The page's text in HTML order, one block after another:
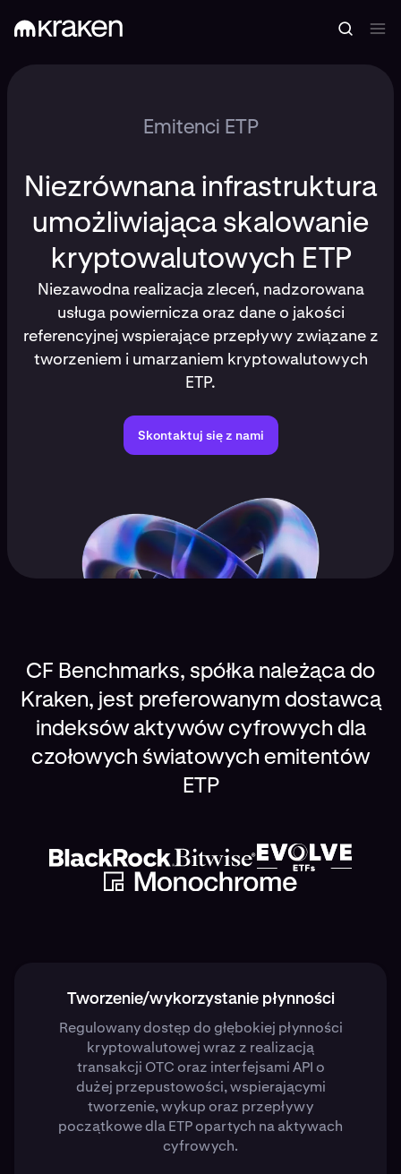
Emitenci ETP
Niezrównana infrastruktura
umożliwiająca skalowanie
kryptowalutowych ETP
Niezawodna realizacja zleceń, nadzorowana
usługa powiernicza oraz dane o jakości
referencyjnej wspierające przepływy związane z
tworzeniem i umarzaniem kryptowalutowych
ETP.
Skontaktuj się z nami
CF Benchmarks, spółka należąca do
Kraken, jest preferowanym dostawcą
indeksów aktywów cyfrowych dla
czołowych światowych emitentów
ETP
Tworzenie/wykorzystanie płynności
Regulowany dostęp do głębokiej płynności
kryptowalutowej wraz z realizacją
transakcji OTC oraz interfejsami API o
dużej przepustowości, wspierającymi
tworzenie, wykup oraz przepływy
początkowe dla ETP opartych na aktywach
cyfrowych.